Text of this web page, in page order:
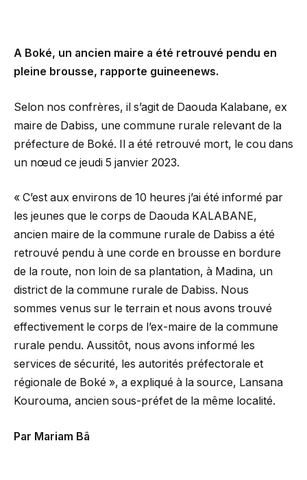
A Boké, un ancien maire a été retrouvé pendu en
pleine brousse, rapporte guineenews.
Selon nos confrères, il s’agit de Daouda Kalabane, ex
maire de Dabiss, une commune rurale relevant de la
préfecture de Boké. Il a été retrouvé mort, le cou dans
un nœud ce jeudi 5 janvier 2023.
« C’est aux environs de 10 heures j’ai été informé par
les jeunes que le corps de Daouda KALABANE,
ancien maire de la commune rurale de Dabiss a été
retrouvé pendu à une corde en brousse en bordure
de la route, non loin de sa plantation, à Madina, un
district de la commune rurale de Dabiss. Nous
sommes venus sur le terrain et nous avons trouvé
effectivement le corps de l’ex-maire de la commune
rurale pendu. Aussitôt, nous avons informé les
services de sécurité, les autorités préfectorale et
régionale de Boké », a expliqué à la source, Lansana
Kourouma, ancien sous-préfet de la même localité.
Par Mariam Bâ